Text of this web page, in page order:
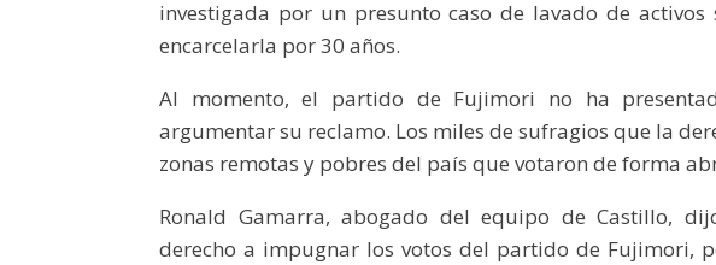
investigada por un presunto caso de lavado de
encarcelarla por 30 años.
Al momento, el partido de Fujimori no ha
argumentar su reclamo. Los miles de sufragios que la
zonas remotas y pobres del país que votaron de forma
Ronald Gamarra, abogado del equipo de Castillo,
derecho a impugnar los votos del partido de Fujimori,